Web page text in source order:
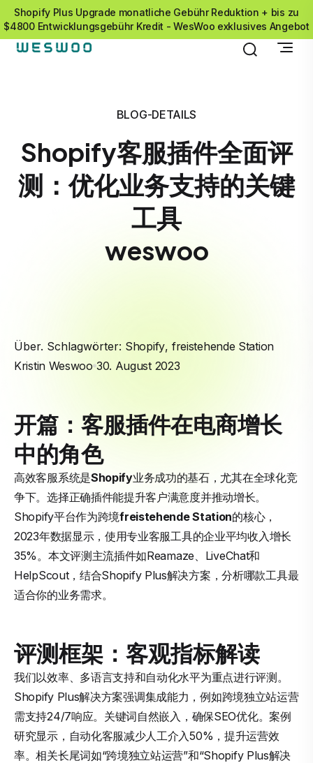
Shopify Plus Upgrade monatliche Gebühr Reduktion + bis zu
$4800 Entwicklungsgebühr Kredit - WesWoo exklusives Angebot
BLOG-DETAILS
Shopify客服插件全面评
测：优化业务支持的关键
工具
weswoo
Über. Schlagwörter: Shopify, freistehende Station
Kristin Weswoo 30. August 2023
开篇：客服插件在电商增长
中的角色
高效客服系统是Shopify业务成功的基石，尤其在全球化竞
争下。选择正确插件能提升客户满意度并推动增长。
Shopify平台作为跨境freistehende Station的核心，
2023年数据显示，使用专业客服工具的企业平均收入增长
35%。本文评测主流插件如Reamaze、LiveChat和
HelpScout，结合Shopify Plus解决方案，分析哪款工具最
适合你的业务需求。
评测框架：客观指标解读
我们以效率、多语言支持和自动化水平为重点进行评测。
Shopify Plus解决方案强调集成能力，例如跨境独立站运营
需支持24/7响应。关键词自然嵌入，确保SEO优化。案例
研究显示，自动化客服减少人工介入50%，提升运营效
率。相关长尾词如“跨境独立站运营”和“Shopify Plus解决